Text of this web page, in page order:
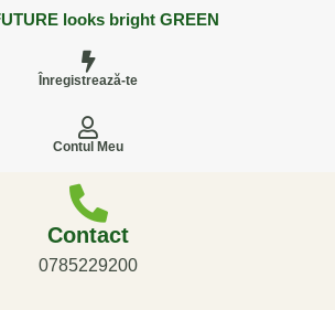
looks bright GREEN
Înregistrează-te
Contul Meu
Contact
0785229200